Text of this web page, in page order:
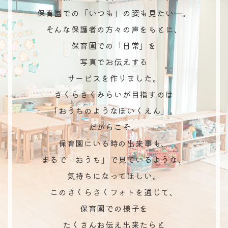
保育園での「いつも」の姿も見たい―。
そんな保護者の方々の声をもとに、
保育園での「日常」を
写真でお伝えする
サービスを作りました。
さくらさくみらいが目指すのは
「おうちのようなほいくえん」。
だからこそ、
保育園にいる時の出来事も、
まるで「おうち」で見ているような、
気持ちになってほしい。
このさくらさくフォトを通じて、
保育園での様子を
たくさんお伝え出来たらと